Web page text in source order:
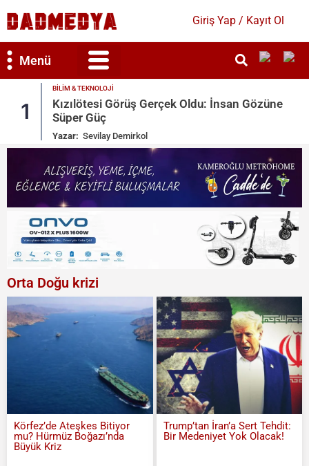
Giriş Yap / Kayıt Ol
Menü
2
ETKINLIK SPOR
MXGP Türkiye ve NG Afyon Motofest’te
Kahve Tutkusu Başlıyor
Yazar: Hazım Özenir
Orta Doğu krizi
Körfez’de Ateşkes Bitiyor
mu? Hürmüz Boğazı’nda
Büyük Kriz
Trump’tan İran’a Sert Tehdit:
Bir Medeniyet Yok Olacak!